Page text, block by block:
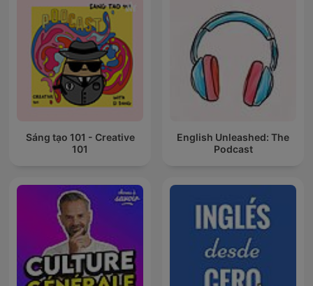
Sáng tạo 101 - Creative
101
English Unleashed: The
Podcast